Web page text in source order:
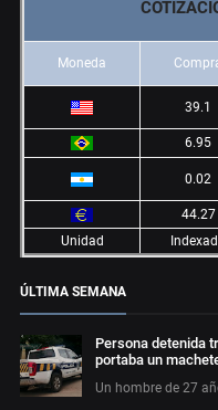
Moneda
39.1
6.95
0.02
44.27
Unidad
ÚLTIMA SEMANA
Persona detenida
portaba un
Un hombre de 27